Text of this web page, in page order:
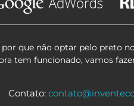
que não optar pelo preto
tem funcionado, vamos
Contato: